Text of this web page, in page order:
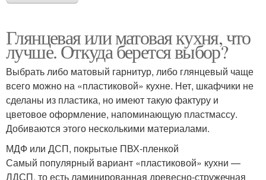
Глянцевая или матовая кухня, что
лучше. Откуда берется выбор?
Выбрать либо матовый гарнитур, либо глянцевый чаще
всего можно на «пластиковой» кухне. Нет, шкафчики не
сделаны из пластика, но имеют такую фактуру и
цветовое оформление, напоминающую пластмассу.
Добиваются этого несколькими материалами.
МДФ или ДСП, покрытые ПВХ-пленкой
Самый популярный вариант «пластиковой» кухни —
ЛДСП, то есть ламинированная древесно-стружечная